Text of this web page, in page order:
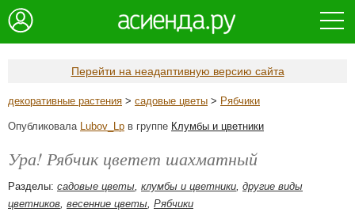
Перейти на неадаптивную версию сайта
декоративные растения > садовые цветы > Рябчики
Опубликовала Lubov_Lp в группе Клумбы и цветники
Ура! Рябчик цветет шахматный
Разделы: садовые цветы, клумбы и цветники, другие виды
цветников, весенние цветы, Рябчики